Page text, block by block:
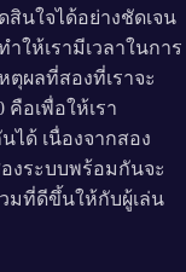
สินใจได้อย่างชัดเจน
ให้เรามีเวลาในการ
ตุผลที่สองที่เราจะ
อเพื่อให้เรา
ได้ เนื่องจากสอง
งระบบพร้อมกันจะ
มที่ดีขึ้นให้กับผู้เล่น